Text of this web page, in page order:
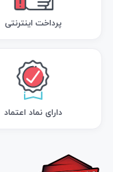
پرداخت اینترنتی
دارای نماد اعتماد